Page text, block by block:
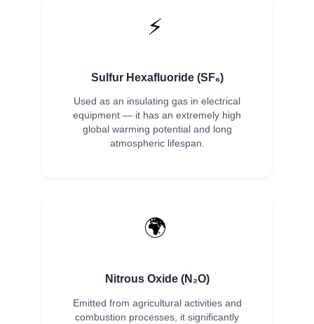
⚡
Sulfur Hexafluoride (SF₆)
Used as an insulating gas in electrical
equipment — it has an extremely high
global warming potential and long
atmospheric lifespan.
🌍
Nitrous Oxide (N₂O)
Emitted from agricultural activities and
combustion processes, it significantly